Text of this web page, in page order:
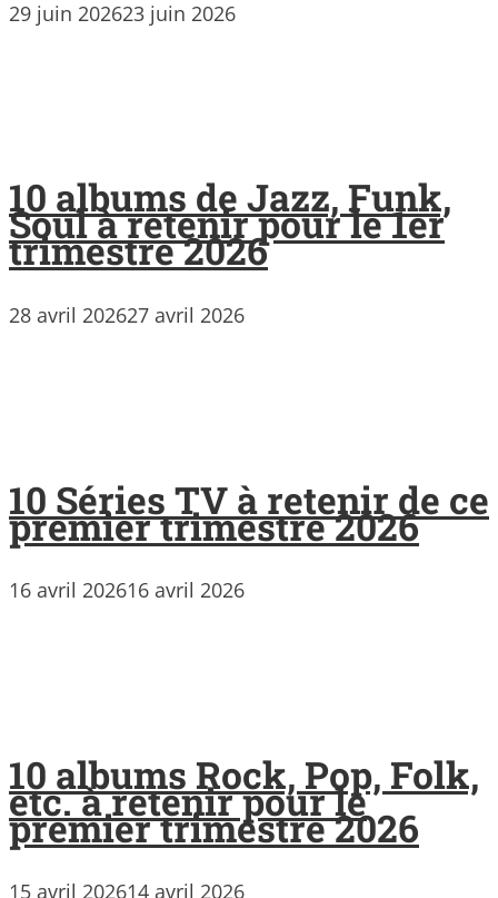
29 juin 202623 juin 2026
10 albums de Jazz, Funk,
Soul à retenir pour le 1er
trimestre 2026
28 avril 202627 avril 2026
10 Séries TV à retenir de ce
premier trimestre 2026
16 avril 202616 avril 2026
10 albums Rock, Pop, Folk,
etc. à retenir pour le
premier trimestre 2026
15 avril 202614 avril 2026